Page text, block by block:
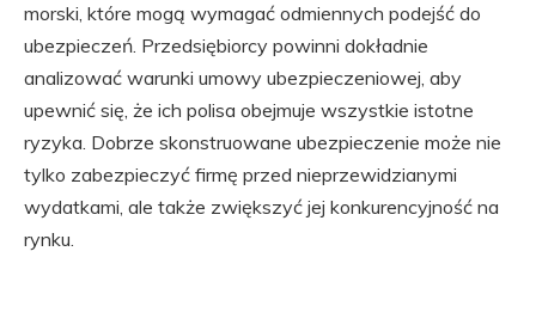
morski, które mogą wymagać odmiennych podejść do
ubezpieczeń. Przedsiębiorcy powinni dokładnie
analizować warunki umowy ubezpieczeniowej, aby
upewnić się, że ich polisa obejmuje wszystkie istotne
ryzyka. Dobrze skonstruowane ubezpieczenie może nie
tylko zabezpieczyć firmę przed nieprzewidzianymi
wydatkami, ale także zwiększyć jej konkurencyjność na
rynku.